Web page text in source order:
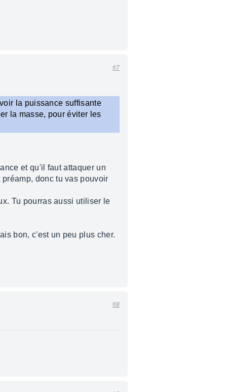
#7
la puissance suffisante
la masse, pour éviter les
et qu'il faut attaquer un
donc tu vas pouvoir
Tu pourras aussi utiliser le
bon, c'est un peu plus cher.
#8